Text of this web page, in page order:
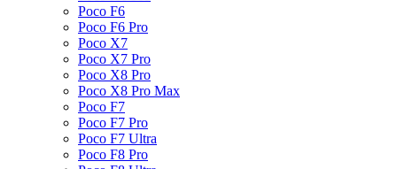
Poco F6
Poco F6 Pro
Poco X7
Poco X7 Pro
Poco X8 Pro
Poco X8 Pro Max
Poco F7
Poco F7 Pro
Poco F7 Ultra
Poco F8 Pro